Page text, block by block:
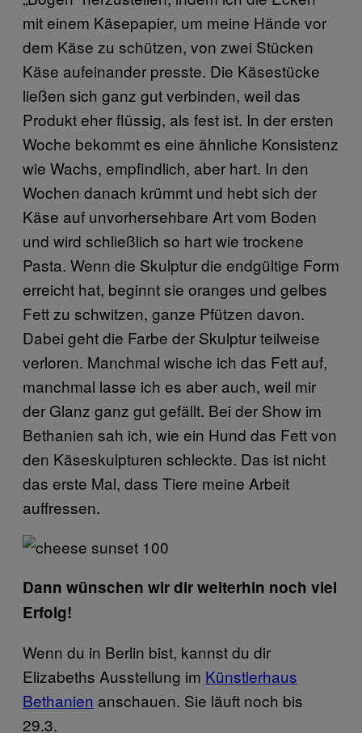
mit einem Käsepapier, um meine Hände vor
dem Käse zu schützen, von zwei Stücken
Käse aufeinander presste. Die Käsestücke
ließen sich ganz gut verbinden, weil das
Produkt eher flüssig, als fest ist. In der ersten
Woche bekommt es eine ähnliche Konsistenz
wie Wachs, empfindlich, aber hart. In den
Wochen danach krümmt und hebt sich der
Käse auf unvorhersehbare Art vom Boden
und wird schließlich so hart wie trockene
Pasta. Wenn die Skulptur die endgültige Form
erreicht hat, beginnt sie oranges und gelbes
Fett zu schwitzen, ganze Pfützen davon.
Dabei geht die Farbe der Skulptur teilweise
verloren. Manchmal wische ich das Fett auf,
manchmal lasse ich es aber auch, weil mir
der Glanz ganz gut gefällt. Bei der Show im
Bethanien sah ich, wie ein Hund das Fett von
den Käseskulpturen schleckte. Das ist nicht
das erste Mal, dass Tiere meine Arbeit
auffressen.
Dann wünschen wir dir weiterhin noch viel
Erfolg!
Wenn du in Berlin bist, kannst du dir
Elizabeths Ausstellung im Künstlerhaus
Bethanien anschauen. Sie läuft noch bis
29.3.